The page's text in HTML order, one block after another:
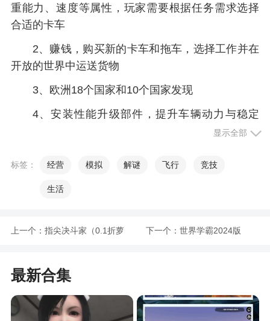
重能力、速度等属性，玩家需要根据任务需求选择
合适的卡车
2、赚钱，购买新的卡车和拖车，选择工作并在
开放的世界中运送货物
3、欧洲18个国家和10个国家发现
4、安装性能升级部件，提升车辆动力与稳定
排行榜名次
1、和朋友们一起是最为刺激的，只要是大家喜
2、玩家需要驾驶车辆穿越重重的关卡进行闯关
冒险，克服路上遇到的各种困难，将货物顺利送达
目的地。真实模拟各种路况以及糟糕的天气，让玩
显示全部
标签： 经营 模拟 解谜 飞行 竞技
生活
上一个： 指尖决斗家（0.1折萝 下一个： 世界学霸2024版
最新合集